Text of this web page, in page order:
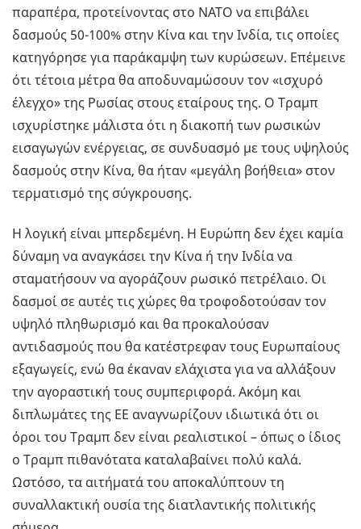
παραπέρα, προτείνοντας στο ΝΑΤΟ να επιβάλει
δασμούς 50-100% στην Κίνα και την Ινδία, τις οποίες
κατηγόρησε για παράκαμψη των κυρώσεων. Επέμεινε
ότι τέτοια μέτρα θα αποδυναμώσουν τον «ισχυρό
έλεγχο» της Ρωσίας στους εταίρους της. Ο Τραμπ
ισχυρίστηκε μάλιστα ότι η διακοπή των ρωσικών
εισαγωγών ενέργειας, σε συνδυασμό με τους υψηλούς
δασμούς στην Κίνα, θα ήταν «μεγάλη βοήθεια» στον
τερματισμό της σύγκρουσης.
Η λογική είναι μπερδεμένη. Η Ευρώπη δεν έχει καμία
δύναμη να αναγκάσει την Κίνα ή την Ινδία να
σταματήσουν να αγοράζουν ρωσικό πετρέλαιο. Οι
δασμοί σε αυτές τις χώρες θα τροφοδοτούσαν τον
υψηλό πληθωρισμό και θα προκαλούσαν
αντιδασμούς που θα κατέστρεφαν τους Ευρωπαίους
εξαγωγείς, ενώ θα έκαναν ελάχιστα για να αλλάξουν
την αγοραστική τους συμπεριφορά. Ακόμη και
διπλωμάτες της ΕΕ αναγνωρίζουν ιδιωτικά ότι οι
όροι του Τραμπ δεν είναι ρεαλιστικοί – όπως ο ίδιος
ο Τραμπ πιθανότατα καταλαβαίνει πολύ καλά.
Ωστόσο, τα αιτήματά του αποκαλύπτουν τη
συναλλακτική ουσία της διατλαντικής πολιτικής